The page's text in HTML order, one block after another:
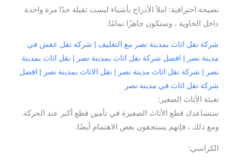
نصيحة احترافية: املأ الأدراج بأشياء ليست ثقيلة جدًا مرة واحدة
داخل الحاوية ، وستكون جاهزًا تمامًا.
شركة نقل اثاث بمدينة نصر مع التغليف | شركة نقل عفش في
مدينة نصر | افضل شركة نقل اثاث بمدينة نصر | نقل اثاث بمدينة
نصر | شركة نقل اثاث مدينة نصر | نقل الاثاث بمدينة نصر | افضل
شركة نقل اثاث في مدينة نصر
تعبئة الأثاث الصغير:
ستساعدك قطع الأثاث الصغيرة في تأمين قطع أكبر عند الحركة.
ومع ذلك ، فإنهم يستحقون بعض الاهتمام أيضًا.
الكراسي: